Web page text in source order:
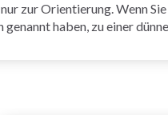
zur Orientierung. Wenn
haben, zu einer